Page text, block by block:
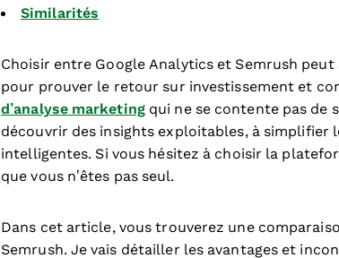
Similarités
Choisir entre Google Analytics et Semrush
pour prouver le retour sur investissement et
d’analyse marketingqui ne se contente pas de
découvrir des insights exploitables, à simplifier
intelligentes. Si vous hésitez à choisir la
que vous n’êtes pas seul.
Dans cet article, vous trouverez une
Semrush. Je vais détailler les avantages et